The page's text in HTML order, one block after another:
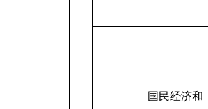
国民经济和